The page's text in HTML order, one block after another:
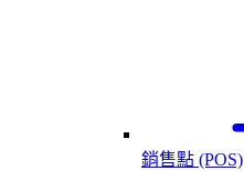
銷售點 (POS)